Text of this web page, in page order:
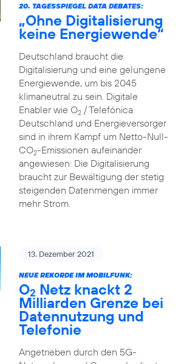
20. TAGESSPIEGEL DATA DEBATES:
„Ohne Digitalisierung
keine Energiewende“
Deutschland braucht die
Digitalisierung und eine gelungene
Energiewende, um bis 2045
klimaneutral zu sein. Digitale
Enabler wie O2/ Telefónica
Deutschland und Energieversorger
sind in ihrem Kampf um Netto-Null-
CO2-Emissionen aufeinander
angewiesen: Die Digitalisierung
braucht zur Bewältigung der stetig
steigenden Datenmengen immer
mehr Strom.
13. Dezember 2021
NEUE REKORDE IM MOBILFUNK:
O2 Netz knackt 2
Milliarden Grenze bei
Datennutzung und
Telefonie
Angetrieben durch den 5G-